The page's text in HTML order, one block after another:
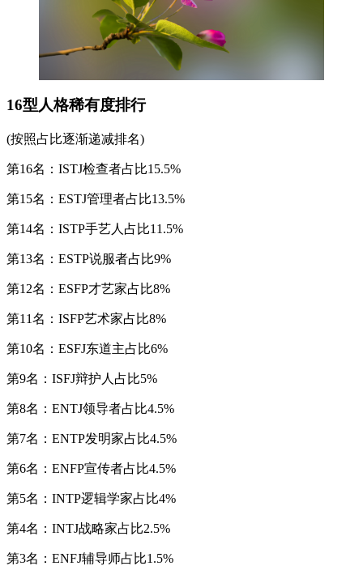
16型人格稀有度排行
(按照占比逐渐递减排名)
第16名：ISTJ检查者占比15.5%
第15名：ESTJ管理者占比13.5%
第14名：ISTP手艺人占比11.5%
第13名：ESTP说服者占比9%
第12名：ESFP才艺家占比8%
第11名：ISFP艺术家占比8%
第10名：ESFJ东道主占比6%
第9名：ISFJ辩护人占比5%
第8名：ENTJ领导者占比4.5%
第7名：ENTP发明家占比4.5%
第6名：ENFP宣传者占比4.5%
第5名：INTP逻辑学家占比4%
第4名：INTJ战略家占比2.5%
第3名：ENFJ辅导师占比1.5%